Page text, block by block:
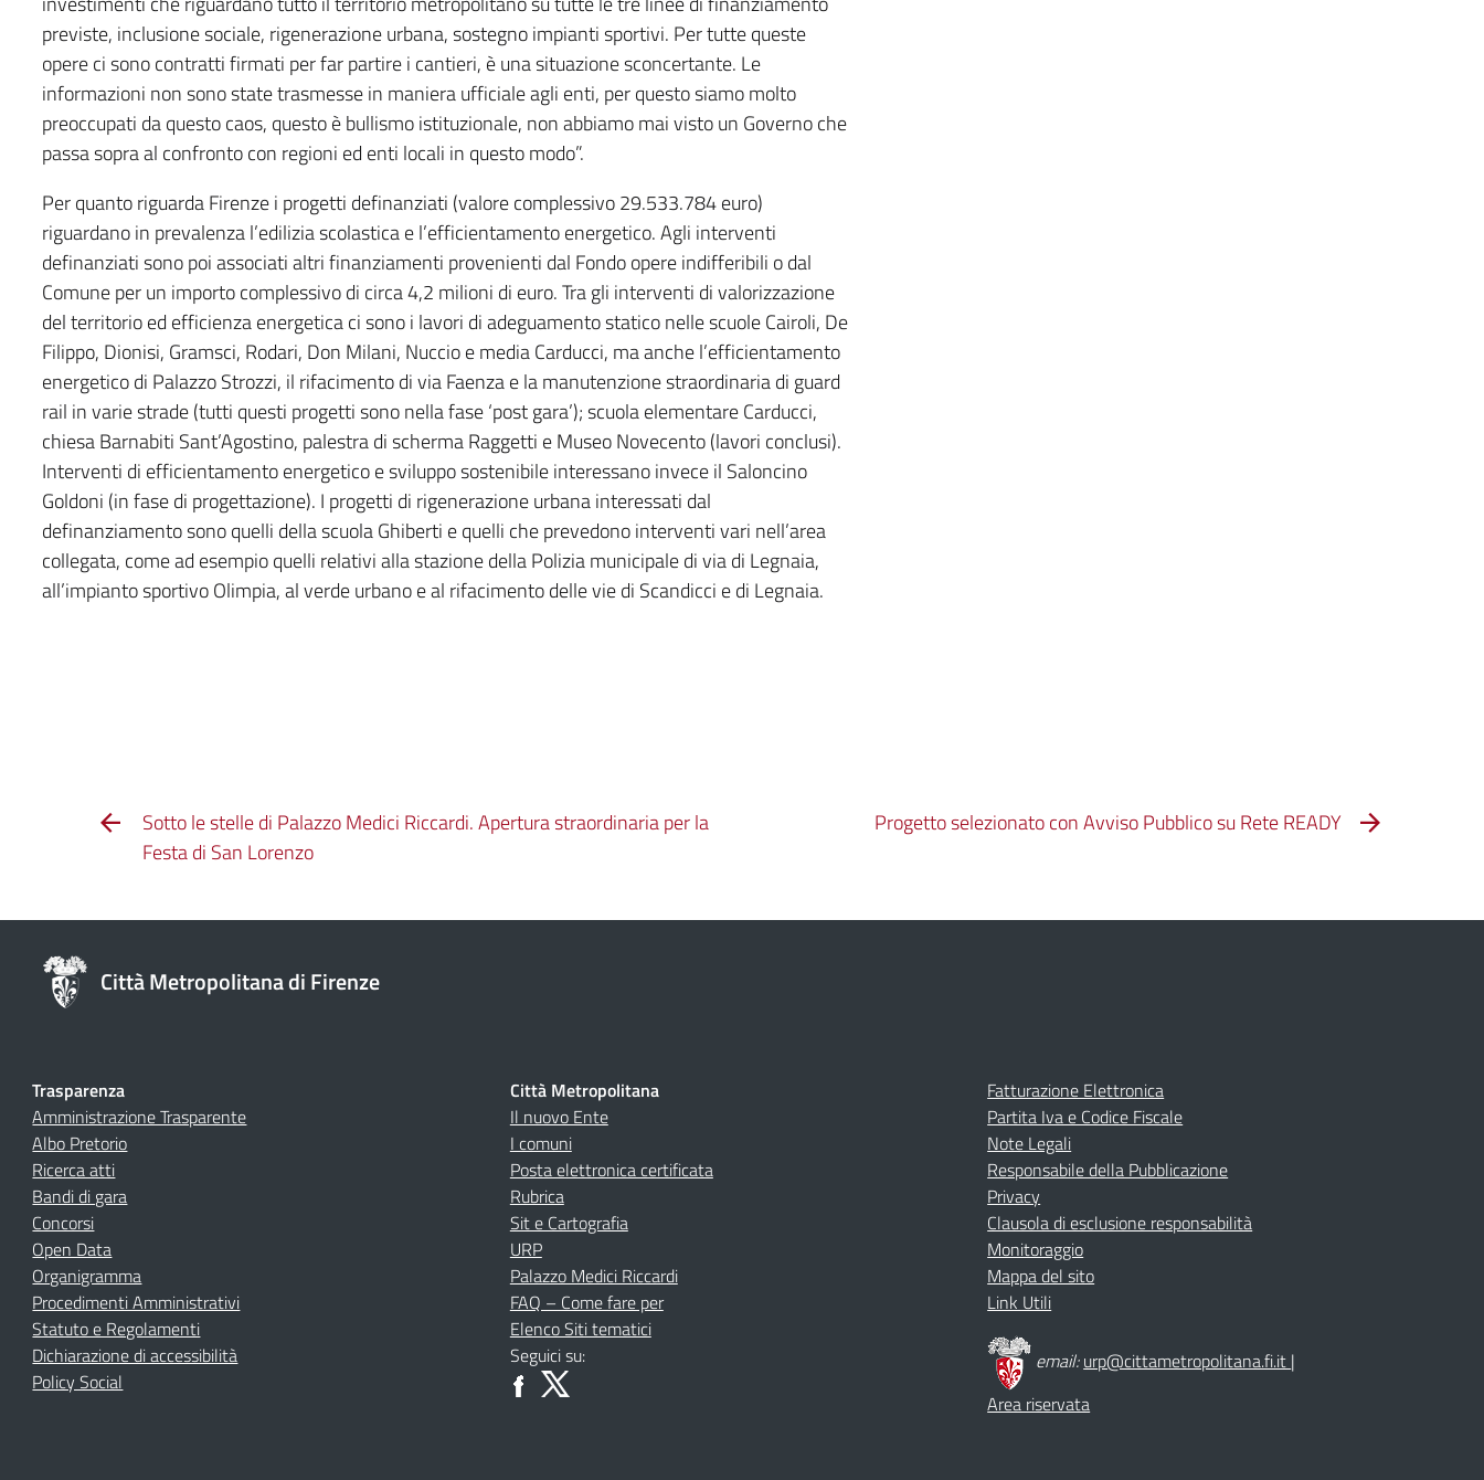
previste, inclusione sociale, rigenerazione urbana, sostegno impianti sportivi. Per tutte queste
opere ci sono contratti firmati per far partire i cantieri, è una situazione sconcertante. Le
informazioni non sono state trasmesse in maniera ufficiale agli enti, per questo siamo molto
preoccupati da questo caos, questo è bullismo istituzionale, non abbiamo mai visto un Governo che
passa sopra al confronto con regioni ed enti locali in questo modo”.
Per quanto riguarda Firenze i progetti definanziati (valore complessivo 29.533.784 euro)
riguardano in prevalenza l’edilizia scolastica e l’efficientamento energetico. Agli interventi
definanziati sono poi associati altri finanziamenti provenienti dal Fondo opere indifferibili o dal
Comune per un importo complessivo di circa 4,2 milioni di euro. Tra gli interventi di valorizzazione
del territorio ed efficienza energetica ci sono i lavori di adeguamento statico nelle scuole Cairoli, De
Filippo, Dionisi, Gramsci, Rodari, Don Milani, Nuccio e media Carducci, ma anche l’efficientamento
energetico di Palazzo Strozzi, il rifacimento di via Faenza e la manutenzione straordinaria di guard
rail in varie strade (tutti questi progetti sono nella fase ‘post gara’); scuola elementare Carducci,
chiesa Barnabiti Sant’Agostino, palestra di scherma Raggetti e Museo Novecento (lavori conclusi).
Interventi di efficientamento energetico e sviluppo sostenibile interessano invece il Saloncino
Goldoni (in fase di progettazione). I progetti di rigenerazione urbana interessati dal
definanziamento sono quelli della scuola Ghiberti e quelli che prevedono interventi vari nell’area
collegata, come ad esempio quelli relativi alla stazione della Polizia municipale di via di Legnaia,
all’impianto sportivo Olimpia, al verde urbano e al rifacimento delle vie di Scandicci e di Legnaia.
Sotto le stelle di Palazzo Medici Riccardi. Apertura straordinaria per la
Festa di San Lorenzo
Progetto selezionato con Avviso Pubblico su Rete READY
Città Metropolitana di Firenze
Trasparenza
Amministrazione Trasparente
Albo Pretorio
Ricerca atti
Bandi di gara
Concorsi
Open Data
Organigramma
Procedimenti Amministrativi
Statuto e Regolamenti
Dichiarazione di accessibilità
Policy Social
Città Metropolitana
Il nuovo Ente
I comuni
Posta elettronica certificata
Rubrica
Sit e Cartografia
URP
Palazzo Medici Riccardi
FAQ – Come fare per
Elenco Siti tematici
Seguici su:
Fatturazione Elettronica
Partita Iva e Codice Fiscale
Note Legali
Responsabile della Pubblicazione
Privacy
Clausola di esclusione responsabilità
Monitoraggio
Mappa del sito
Link Utili
email:urp@cittametropolitana.fi.it |
Area riservata